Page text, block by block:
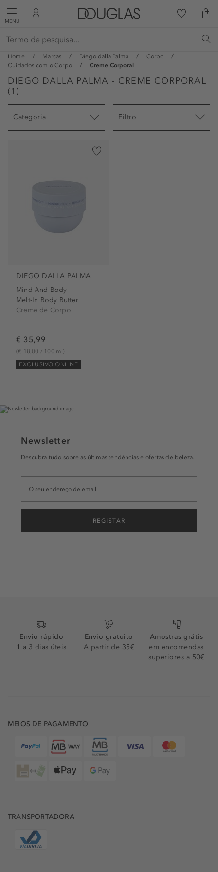
MENU
Home Marcas Diego dalla Palma
Corpo
Cuidados com o Corpo
Creme Corporal
DIEGO DALLA PALMA - CREME CORPORAL
(1 )
Categoria Filtro
DIEGO DALLA PALMA
Mind And Body
Melt-In Body Butter
Creme de Corpo
€ 35,99
(€ 18,00 / 100 ml)
EXCLUSIVO ONLINE
Newsletter
Descubra tudo sobre as últimas tendências e ofertas de beleza.
REGISTAR
Envio rápido
1 a 3 dias úteis
Envio gratuito
A partir de 35€
Amostras grátis
em encomendas
superiores a 50€
MEIOS DE PAGAMENTO
TRANSPORTADORA